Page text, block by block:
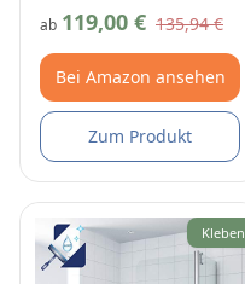
ab 119,00 € 135,94 €
Bei Amazon ansehen
Zum Produkt
Kleben